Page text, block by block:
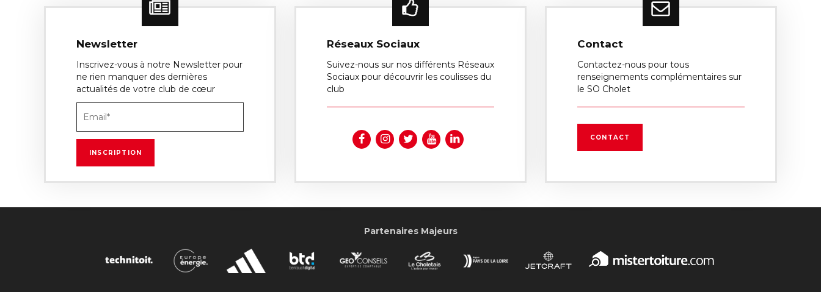
Newsletter
Inscrivez-vous à notre Newsletter pour
ne rien manquer des dernières
actualités de votre club de cœur
Réseaux Sociaux
Suivez-nous sur nos différents Réseaux
Sociaux pour découvrir les coulisses du
club
Contact
Contactez-nous pour tous
renseignements complémentaires sur
le SO Cholet
CONTACT
Partenaires Majeurs